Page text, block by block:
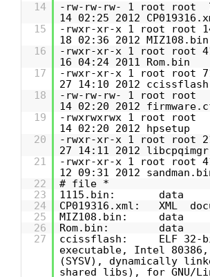
14
-rw-rw-rw- 1 root root
14 02:25 2012
15
-rwxr-xr-x 1 root root
18 02:36 2012 MIZ108.bin
16
-rwxr-xr-x 1 root root
16 04:24 2011 Rom.bin
17
-rwxr-xr-x 1 root root
27 14:10 2012 ccissflash
18
-rw-rw-rw- 1 root root
14 02:20 2012
19
-rwxrwxrwx 1 root
14 02:20 2012 hpsetup
20
-rwxr-xr-x 1 root root
27 14:11 2012
21
-rwxr-xr-x 1 root root
12 09:31 2012
22
# file *
23
1115.bin: data
24
CP019316.xml: XML
25
MIZ108.bin: data
26
Rom.bin: data
27
ccissflash: ELF 32-
executable, Intel
(SYSV), dynamically
shared libs), for GNU/